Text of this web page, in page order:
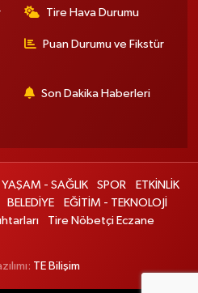
Tire Hava Durumu
Puan Durumu ve Fikstür
Son Dakika Haberleri
YAŞAM - SAĞLIK SPOR
ETKİNLİK
BELEDİYE
EĞİTİM - TEKNOLOJİ
Tire Nöbetçi Eczane
TE Bilişim